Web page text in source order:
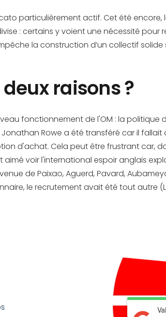
particulièrement actif. Cet été
: certains y voient une nécessité pour
la construction d’un collectif solide
raisons ?
fonctionnement de l'OM : la politique
Rowe a été transféré car il
d'achat. Cela peut être frustrant car,
voir l'international espoir anglais
de Paixao, Aguerd, Pavard,
le recrutement avait été tout autre